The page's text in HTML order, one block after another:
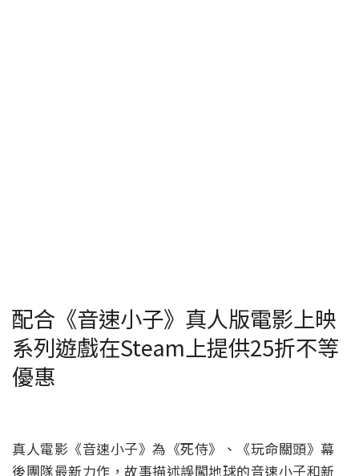
配合《音速小子》真人版電影上映
系列遊戲在Steam上提供25折不等
優惠
真人電影《音速小子》為《死侍》、《玩命關頭》幕
後團隊最新力作，故事描述誤闖地球的音速小子和新